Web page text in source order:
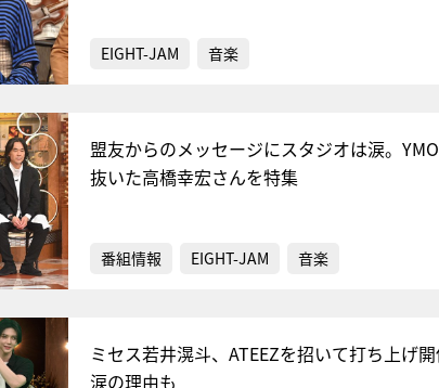
EIGHT-JAM 音楽
盟友からのメッセージにスタジオは涙。
抜いた高橋幸宏さんを特集
番組情報 EIGHT-JAM 音楽
ミセス若井滉斗、ATEEZを招いて打ち上げ
涙の理由も